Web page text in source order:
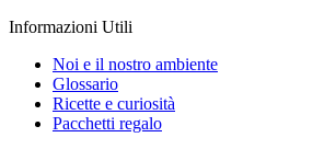
Informazioni Utili
Noi e il nostro ambiente
Glossario
Ricette e curiosità
Pacchetti regalo